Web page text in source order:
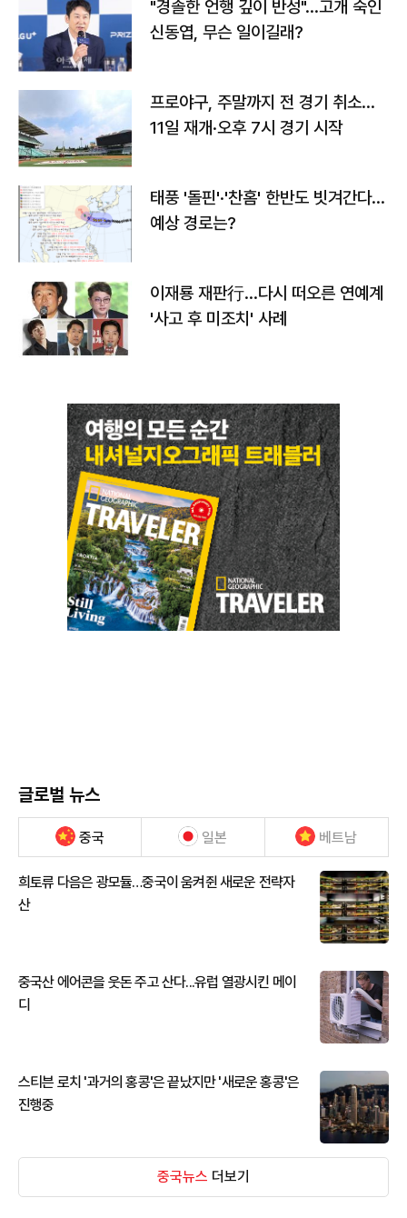
"경솔한 언행 깊이 반성"…고개 숙인
신동엽, 무슨 일이길래?
프로야구, 주말까지 전 경기 취소…
11일 재개·오후 7시 경기 시작
태풍 '돌핀'·'찬홈' 한반도 빗겨간다…
예상 경로는?
이재룡 재판行…다시 떠오른 연예계
'사고 후 미조치' 사례
글로벌 뉴스
중국 일본 베트남
희토류 다음은 광모듈…중국이 움켜쥔 새로운 전략자
산
중국산 에어콘을 웃돈 주고 산다...유럽 열광시킨 메이
디
스티븐 로치 '과거의 홍콩'은 끝났지만 '새로운 홍콩'은
진행중
중국뉴스 더보기